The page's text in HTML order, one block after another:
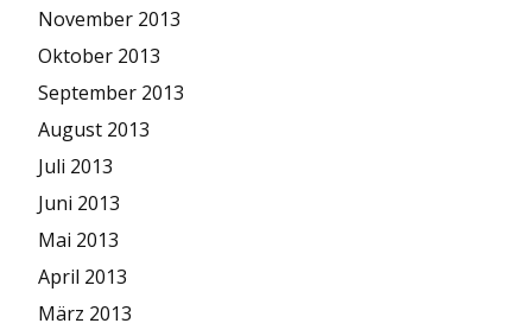
November 2013
Oktober 2013
September 2013
August 2013
Juli 2013
Juni 2013
Mai 2013
April 2013
März 2013